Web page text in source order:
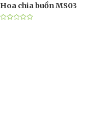
Hoa chia buồn MS03